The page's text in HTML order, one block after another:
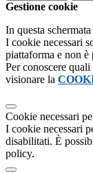
Gestione cookie
In questa
I cookie necessari
piattaforma e non
Per conoscere
visionare la
Cookie necessari
I cookie necessari
disabilitati. È
policy.